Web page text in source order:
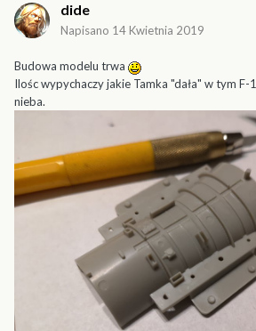
dide
Napisano 14 Kwietnia 2019
Budowa modelu trwa
Ilośc wypychaczy jakie Tamka "dała" w tym
nieba.